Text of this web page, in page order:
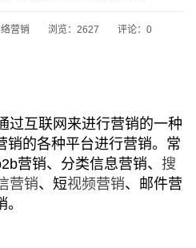
络营销 浏览：2627 评论：0
过互联网来进行营销的一种
销的各种平台进行营销。常
营销、分类信息营销、 搜
营销、短视频营销、邮件营